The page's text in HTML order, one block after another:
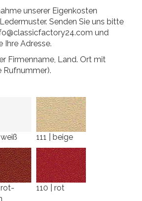
unserer Eigenkosten
Senden Sie uns bitte
und
Ihre Adresse.
Firmenname, Land. Ort mit
Rufnummer).
111 | beige
rot-
110 | rot